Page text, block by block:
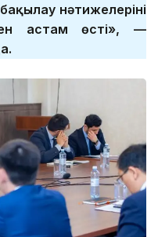
нәтижелерінің
астам өсті», —